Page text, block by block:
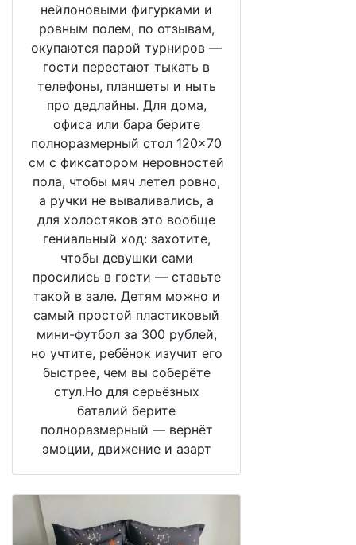
нейлоновыми фигурками и
ровным полем, по отзывам,
окупаются парой турниров —
гости перестают тыкать в
телефоны, планшеты и ныть
про дедлайны. Для дома,
офиса или бара берите
полноразмерный стол 120×70
см с фиксатором неровностей
пола, чтобы мяч летел ровно,
а ручки не вываливались, а
для холостяков это вообще
гениальный ход: захотите,
чтобы девушки сами
просились в гости — ставьте
такой в зале. Детям можно и
самый простой пластиковый
мини-футбол за 300 рублей,
но учтите, ребёнок изучит его
быстрее, чем вы соберёте
стул.Но для серьёзных
баталий берите
полноразмерный — вернёт
эмоции, движение и азарт